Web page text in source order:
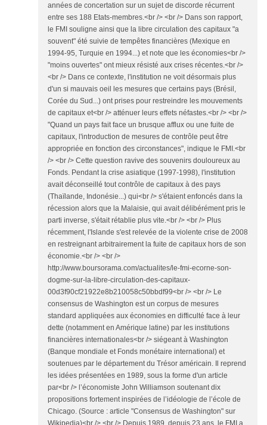
années de concertation sur un sujet de discorde récurrent
entre ses 188 Etats-membres.<br /> <br /> Dans son rapport,
le FMI souligne ainsi que la libre circulation des capitaux "a
souvent" été suivie de tempêtes financières (Mexique en
1994-95, Turquie en 1994...) et note que les économies<br />
"moins ouvertes" ont mieux résisté aux crises récentes.<br />
<br /> Dans ce contexte, l'institution ne voit désormais plus
d'un si mauvais oeil les mesures que certains pays (Brésil,
Corée du Sud...) ont prises pour restreindre les mouvements
de capitaux et<br /> atténuer leurs effets néfastes.<br /> <br />
"Quand un pays fait face un brusque afflux ou une fuite de
capitaux, l'introduction de mesures de contrôle peut être
appropriée en fonction des circonstances", indique le FMI.<br
/> <br /> Cette question ravive des souvenirs douloureux au
Fonds. Pendant la crise asiatique (1997-1998), l'institution
avait déconseillé tout contrôle de capitaux à des pays
(Thaïlande, Indonésie...) qui<br /> s'étaient enfoncés dans la
récession alors que la Malaisie, qui avait délibérément pris le
parti inverse, s'était rétablie plus vite.<br /> <br /> Plus
récemment, l'Islande s'est relevée de la violente crise de 2008
en restreignant arbitrairement la fuite de capitaux hors de son
économie.<br /> <br />
http://www.boursorama.com/actualites/le-fmi-ecorne-son-
dogme-sur-la-libre-circulation-des-capitaux-
00d3f90cf21922e8b210058c50bbdf99<br /> <br /> Le
consensus de Washington est un corpus de mesures
standard appliquées aux économies en difficulté face à leur
dette (notamment en Amérique latine) par les institutions
financières internationales<br /> siégeant à Washington
(Banque mondiale et Fonds monétaire international) et
soutenues par le département du Trésor américain. Il reprend
les idées présentées en 1989, sous la forme d'un article
par<br /> l’économiste John Williamson soutenant dix
propositions fortement inspirées de l’idéologie de l’école de
Chicago. (Source : article "Consensus de Washington" sur
Wikipedia)<br /> <br /> Depuis 1989, depuis 23 ans, le FMI a